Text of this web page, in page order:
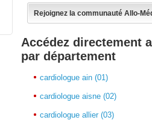
Rejoignez la communauté Allo-
Accédez directement
par département
cardiologue ain (01)
cardiologue aisne (02)
cardiologue allier (03)